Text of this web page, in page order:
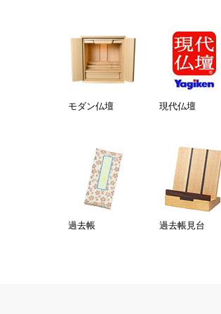
モダン仏壇 現代仏壇
過去帳 過去帳見台